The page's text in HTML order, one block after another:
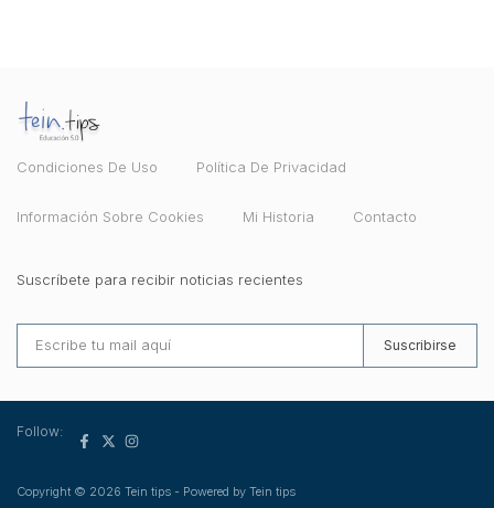
Condiciones De Uso Política De Privacidad
Información Sobre Cookies Mi Historia Contacto
Suscríbete para recibir noticias recientes
Suscribirse
Copyright © 2026 Tein tips - Powered by Tein tips
Follow: